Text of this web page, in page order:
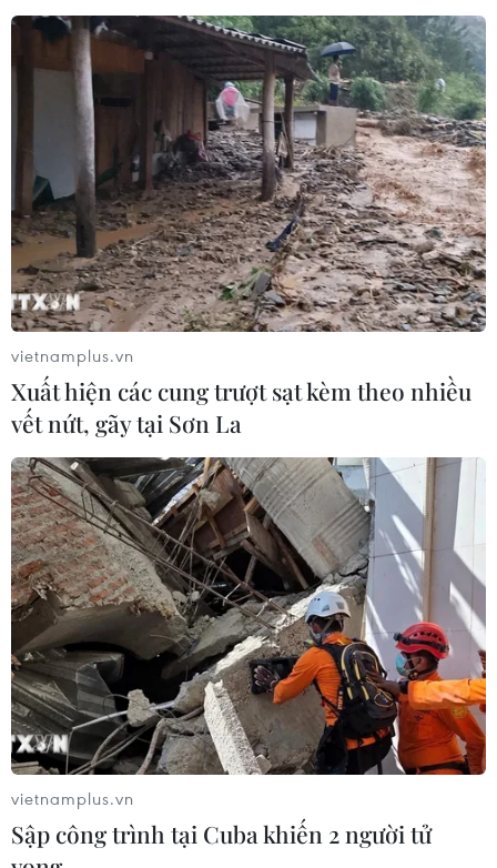
vietnamplus.vn
Xuất hiện các cung trượt sạt kèm theo nhiều
vết nứt, gãy tại Sơn La
vietnamplus.vn
Sập công trình tại Cuba khiến 2 người tử